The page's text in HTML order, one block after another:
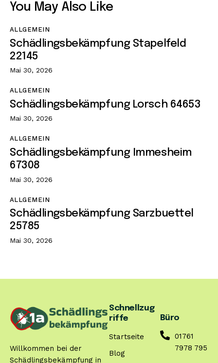
You May Also Like
ALLGEMEIN
Schädlingsbekämpfung Stapelfeld
22145
Mai 30, 2026
ALLGEMEIN
Schädlingsbekämpfung Lorsch 64653
Mai 30, 2026
ALLGEMEIN
Schädlingsbekämpfung Immesheim
67308
Mai 30, 2026
ALLGEMEIN
Schädlingsbekämpfung Sarzbuettel
25785
Mai 30, 2026
Willkommen bei der
Schädlingsbekämpfung in
Schnellzug
riffe
Startseite
Blog
Büro
01761
7978 795